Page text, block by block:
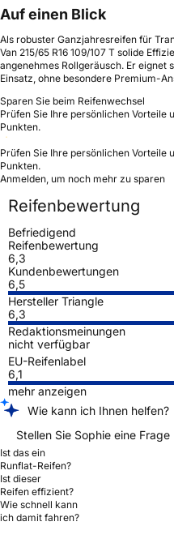
Auf einen Blick
Als robuster Ganzjahresreifen für
Van 215/65 R16 109/107 T solide
angenehmes Rollgeräusch. Er
Einsatz, ohne besondere Premium-
Sparen Sie beim Reifenwechsel
Prüfen Sie Ihre persönlichen Vorteile
Punkten.
Prüfen Sie Ihre persönlichen Vorteile
Punkten.
Anmelden, um noch mehr zu sparen
Reifenbewertung
Befriedigend
Reifenbewertung
6,3
Kundenbewertungen
6,5
Hersteller Triangle
6,3
Redaktionsmeinungen
nicht verfügbar
EU-Reifenlabel
6,1
mehr anzeigen
Wie kann ich Ihnen helfen?
Stellen Sie Sophie eine Frage
Ist das ein
Runflat-Reifen?
Ist dieser
Reifen effizient?
Wie schnell kann
ich damit fahren?